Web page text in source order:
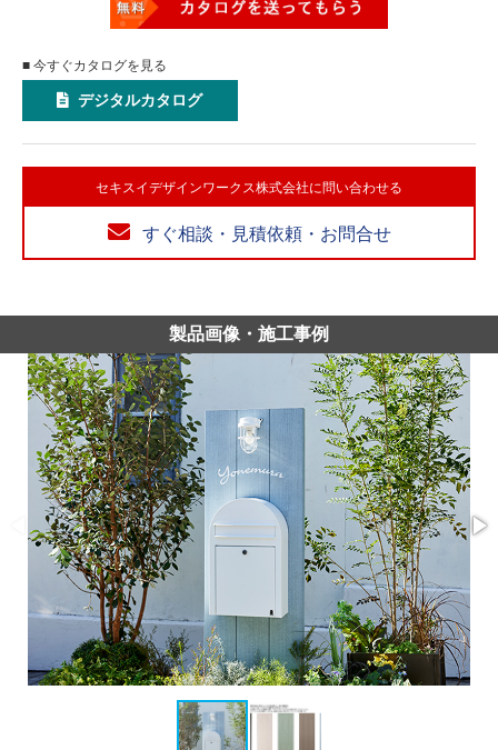
■ 今すぐカタログを見る
デジタルカタログ
セキスイデザインワークス株式会社に問い合わせる
すぐ相談・見積依頼・お問合せ
製品画像・施工事例